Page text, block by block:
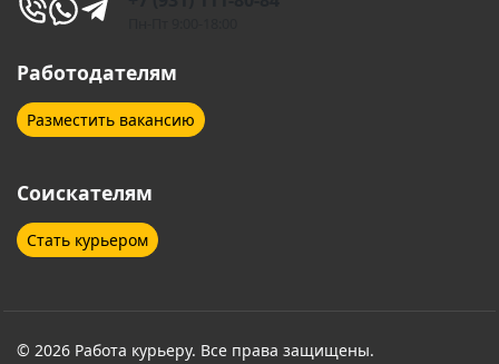
Работодателям
Разместить вакансию
Соискателям
Стать курьером
© 2026 Работа курьеру. Все права защищены.